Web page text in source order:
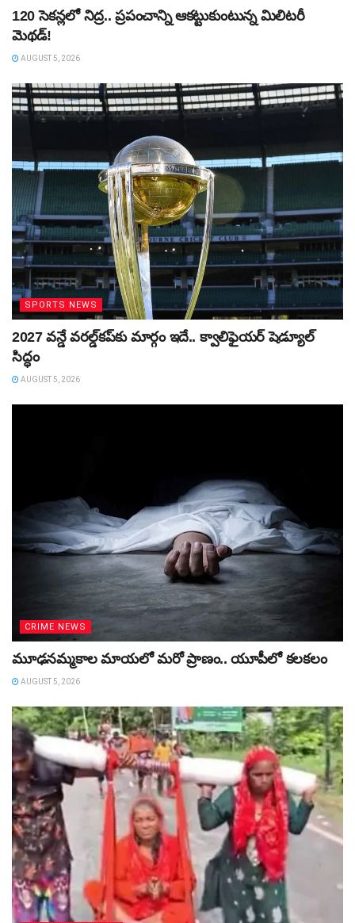
120 సెకన్లలో నిద్ర.. ప్రపంచాన్ని ఆకట్టుకుంటున్న మిలిటరీ
మెథడ్!
AUGUST 5, 2026
SPORTS NEWS
2027 వన్డే వరల్డ్‌కప్‌కు మార్గం ఇదే.. క్వాలిఫైయర్ షెడ్యూల్
సిద్ధం
AUGUST 5, 2026
CRIME NEWS
మూఢనమ్మకాల మాయలో మరో ప్రాణం.. యూపీలో కలకలం
AUGUST 5, 2026